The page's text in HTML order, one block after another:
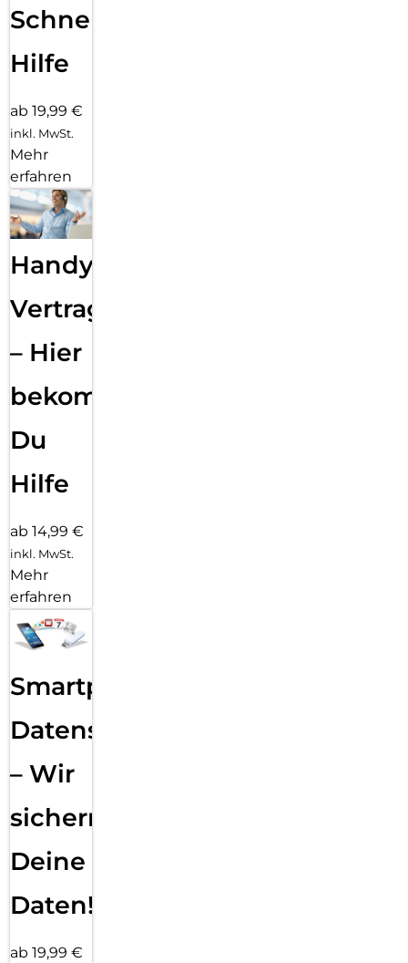
Schnelle
Hilfe
ab 19,99 €
inkl. MwSt.
Mehr
erfahren
Handy
Vertragsabwicklung
– Hier
bekommst
Du
Hilfe
ab 14,99 €
inkl. MwSt.
Mehr
erfahren
Smartphone
Datensicherung
– Wir
sichern
Deine
Daten!
ab 19,99 €